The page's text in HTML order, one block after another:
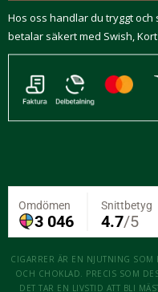
Hos oss handlar du tryggt
betalar säkert med Swish,
CIGARRER ÄR EN NJUTNING SOM
OCH CHOKLAD. PRECIS SOM
DET TAR EN LIVSTID ATT BLI